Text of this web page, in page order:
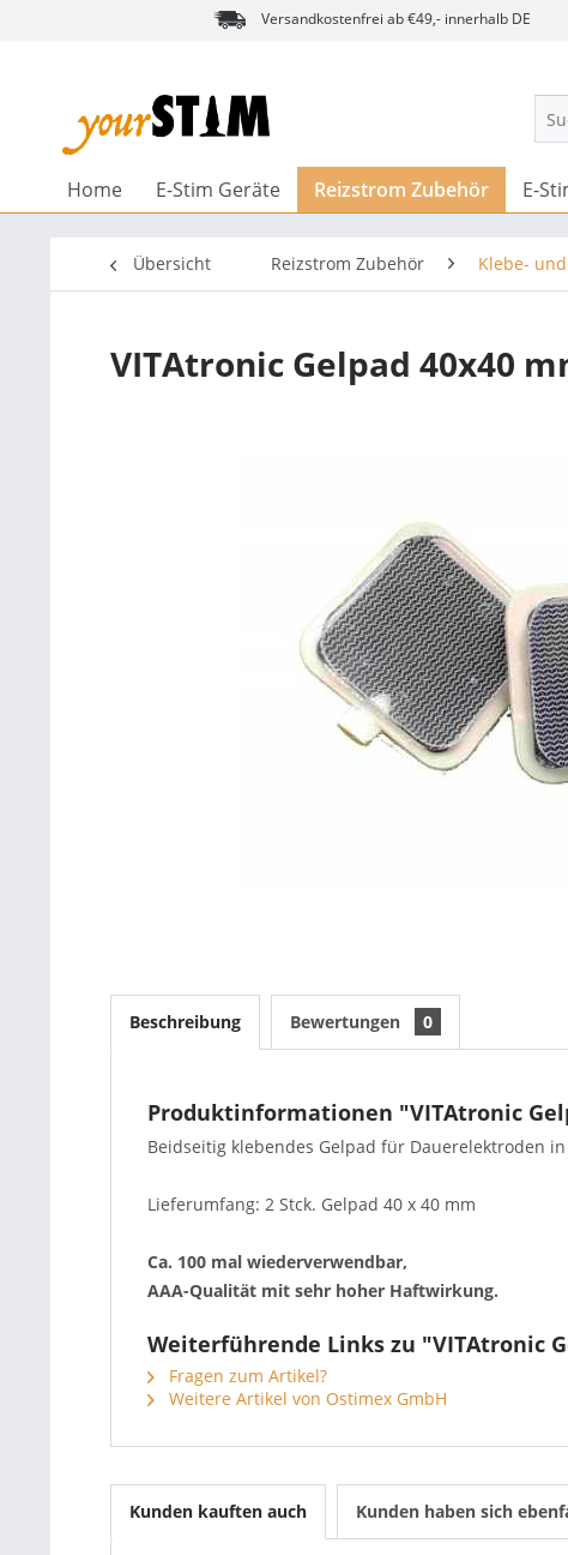
Versandkostenfrei ab €49,- innerhalb DE
Home E-Stim Geräte Reizstrom Zubehör E-
Übersicht Reizstrom Zubehör Klebe-
VITAtronic Gelpad 40x40
Beschreibung Bewertungen 0
Produktinformationen "VITAtronic
Beidseitig klebendes Gelpad für Dauerelektroden
Lieferumfang: 2 Stck. Gelpad 40 x 40 mm
Ca. 100 mal wiederverwendbar,
AAA-Qualität mit sehr hoher Haftwirkung.
Weiterführende Links zu "VITAtronic
Fragen zum Artikel?
Weitere Artikel von Ostimex GmbH
Kunden kauften auch Kunden haben sich